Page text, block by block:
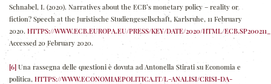
Schnabel, I. (2020). Narratives about the ECB’s monetary policy – reality or
fiction? Speech at the Juristische Studiengesellschaft, Karlsruhe, 11 February
2020. HTTPS://WWW.ECB.EUROPA.EU/PRESS/KEY/DATE/2020/HTML/
Accessed 20 February 2020.
[6] Una rassegna delle questioni è dovuta ad Antonella Stirati su Economia e
politica, HTTPS://WWW.ECONOMIAEPOLITICA.IT/L-ANALISI/CRISI-DA-